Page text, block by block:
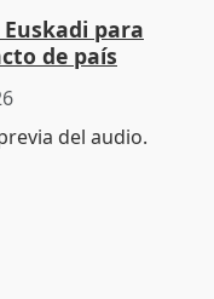
para
de país